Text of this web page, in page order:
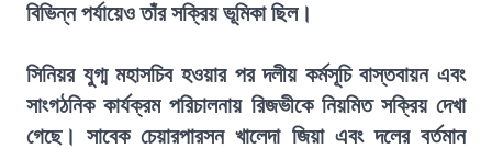
বিভিন্ন পর্যায়েও তাঁর সক্রিয় ভূমিকা ছিল।
সিনিয়র যুগ্ম মহাসচিব হওয়ার পর দলীয় কর্মসূচি বাস্তবায়ন এবং
সাংগঠনিক কার্যক্রম পরিচালনায় রিজভীকে নিয়মিত সক্রিয় দেখা
গেছে। সাবেক চেয়ারপারসন খালেদা জিয়া এবং দলের বর্তমান